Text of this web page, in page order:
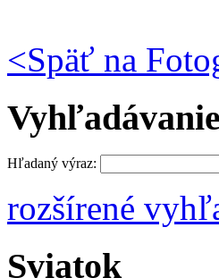
<Späť na
Vyhľadávanie
Hľadaný výraz:
rozšírené
Sviatok